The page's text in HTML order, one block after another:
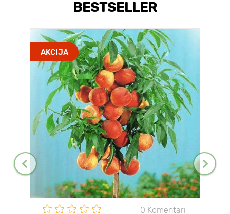
BESTSELLER
AKCIJA
0 Komentari